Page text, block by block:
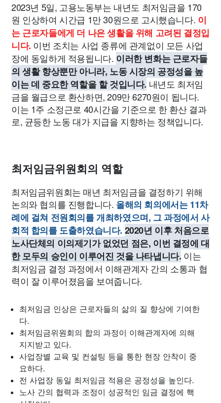
2023년 5일, 고용노동부는 내년도 최저임금을 170
원 인상하여 시간급 1만 30원으로 고시했습니다. 이
는 근로자들에게 더 나은 생활을 위해 고려된 결정입
니다. 이번 조치는 사업 종류에 관계없이 모든 사업
장에 동일하게 적용됩니다. 이러한 변화는 근로자들
의 생활 향상뿐만 아니라, 노동 시장의 공정성을 높
이는 데 중요한 역할을 할 것입니다. 내년도 최저임
금을 월급으로 환산하면, 209만 6270원이 됩니다.
이는 1주 소정근로 40시간을 기준으로 한 환산 결과
로, 균등한 노동 대가 지급을 지향하는 정책입니다.
최저임금위원회의 역할
최저임금위원회는 매년 최저임금을 결정하기 위해
논의와 협의를 진행합니다. 올해의 회의에서는 11차
례에 걸쳐 전원회의를 개최하였으며, 그 과정에서 사
회적 합의를 도출하였습니다. 2020년 이후 처음으로
노사단체의 이의제기가 없었던 점은, 이번 결정에 대
한 모두의 승인이 이루어진 것을 나타냅니다. 이는
최저임금 결정 과정에서 이해관계자 간의 소통과 협
력이 잘 이루어졌음을 보여줍니다.
최저임금 인상은 근로자들의 삶의 질 향상에 기여한
다.
최저임금위원회의 합의 과정이 이해관계자에 의해
지지받고 있다.
사업장별 교육 및 컨설팅 등을 통한 현장 안착이 중
요하다.
전 사업장 동일 최저임금 적용은 공정성을 높인다.
노사 간의 협력과 조정이 성공적인 임금 결정에 핵